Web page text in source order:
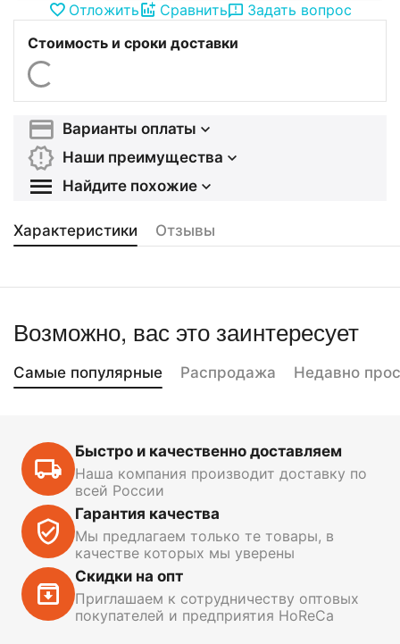
Отложить
Сравнить
Задать вопрос
Стоимость и сроки доставки
Варианты оплаты
Наши преимущества
Найдите похожие
Характеристики Отзывы
Возможно, вас это заинтересует
Самые популярные Распродажа Недавно
Быстро и качественно доставляем
Наша компания производит доставку по
всей России
Гарантия качества
Мы предлагаем только те товары, в
качестве которых мы уверены
Скидки на опт
Приглашаем к сотрудничеству оптовых
покупателей и предприятия HoReCa